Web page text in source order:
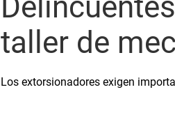
taller de
Los extorsionadores exigen